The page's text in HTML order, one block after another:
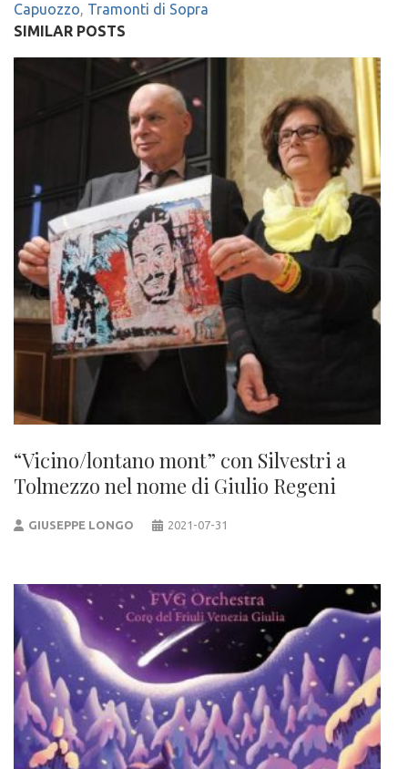
Capuozzo, Tramonti di Sopra
SIMILAR POSTS
“Vicino/lontano mont” con Silvestri a
Tolmezzo nel nome di Giulio Regeni
GIUSEPPE LONGO 2021-07-31